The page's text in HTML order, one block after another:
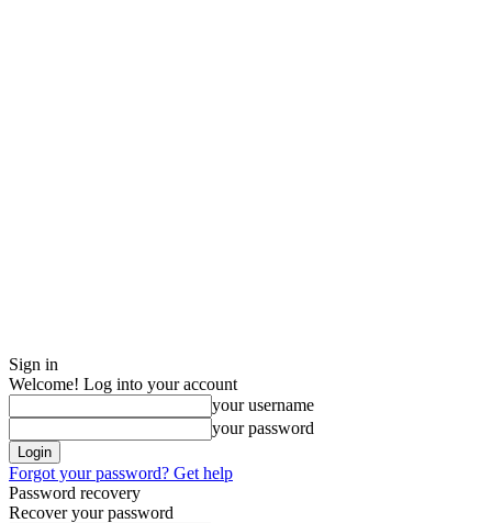
Sign in
Welcome! Log into your account
your username
your password
Forgot your password? Get help
Password recovery
Recover your password